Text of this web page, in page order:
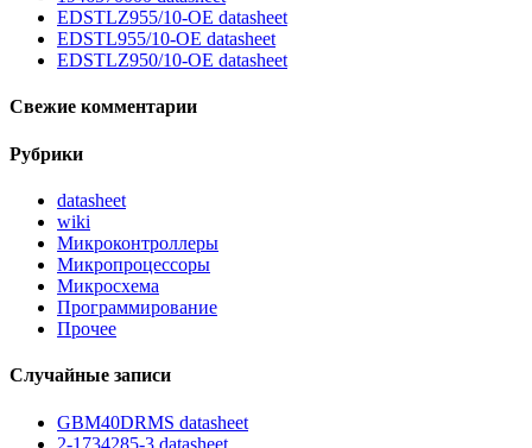
EDSTLZ955/10-OE datasheet
EDSTL955/10-OE datasheet
EDSTLZ950/10-OE datasheet
Свежие комментарии
Рубрики
datasheet
wiki
Микроконтроллеры
Микропроцессоры
Микросхема
Программирование
Прочее
Случайные записи
GBM40DRMS datasheet
2-1734285-3 datasheet